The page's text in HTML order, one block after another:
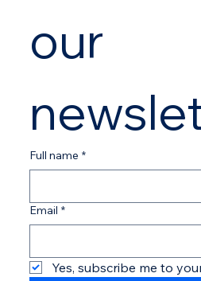
our
Full name *
Email *
Yes, subscribe me to